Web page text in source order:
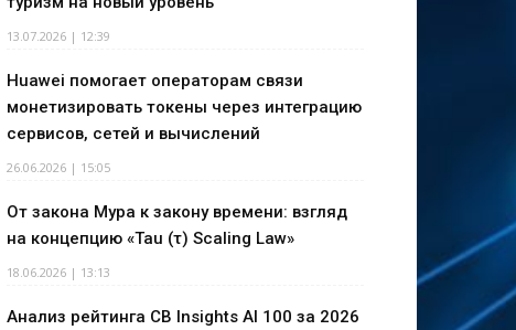
13.07.2026 | 12:39
Huawei помогает операторам связи
монетизировать токены через интеграцию
сервисов, сетей и вычислений
26.06.2026 | 15:05
От закона Мура к закону времени: взгляд
на концепцию «Tau (τ) Scaling Law»
18.06.2026 | 13:13
Анализ рейтинга CB Insights AI 100 за 2026